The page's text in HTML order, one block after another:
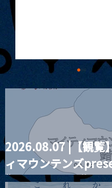
MoonRomantic
Channel1周年記念
2026.08.07 |【観覧
ィマウンテンズ
“HALL-IN-ONE”